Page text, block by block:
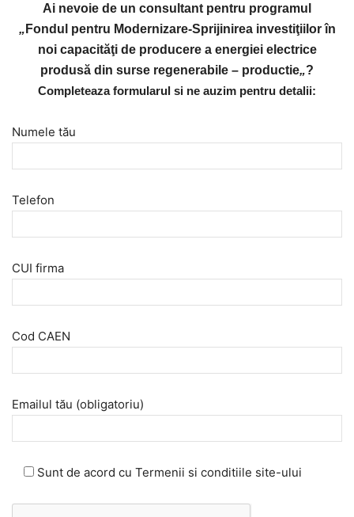
Ai nevoie de un consultant pentru programul
„ Fondul pentru Modernizare-Sprijinirea investiţiilor în
noi capacităţi de producere a energiei electrice
produsă din surse regenerabile – productie„?
Completeaza formularul si ne auzim pentru detalii:
Numele tău
Telefon
CUI firma
Cod CAEN
Emailul tău (obligatoriu)
Sunt de acord cu Termenii si conditiile site-ului